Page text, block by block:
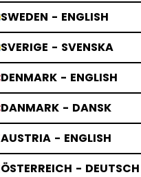
SWEDEN - ENGLISH
SVERIGE - SVENSKA
DENMARK - ENGLISH
DANMARK - DANSK
AUSTRIA - ENGLISH
ÖSTERREICH - DEUTSCH